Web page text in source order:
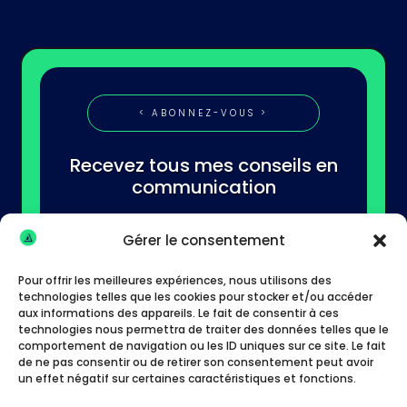
Gérer le consentement
Pour offrir les meilleures expériences, nous utilisons des
technologies telles que les cookies pour stocker et/ou accéder
aux informations des appareils. Le fait de consentir à ces
technologies nous permettra de traiter des données telles que le
comportement de navigation ou les ID uniques sur ce site. Le fait
de ne pas consentir ou de retirer son consentement peut avoir
un effet négatif sur certaines caractéristiques et fonctions.
< ABONNEZ-VOUS >
Recevez tous mes conseils en
communication
S'abonner